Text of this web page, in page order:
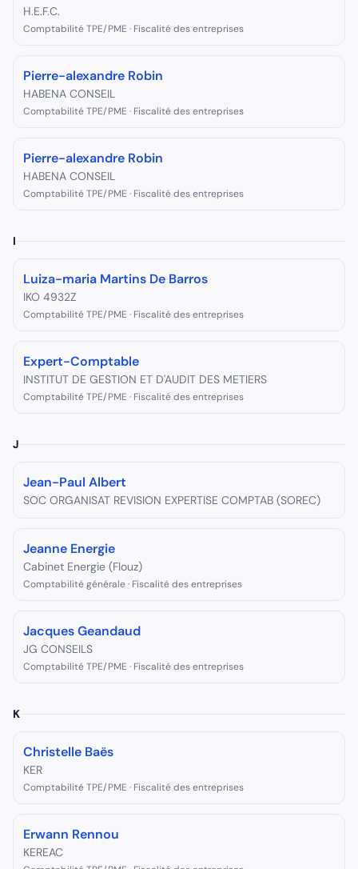
H.E.F.C.
Comptabilité TPE/PME · Fiscalité des entreprises
Pierre-alexandre Robin
HABENA CONSEIL
Comptabilité TPE/PME · Fiscalité des entreprises
Pierre-alexandre Robin
HABENA CONSEIL
Comptabilité TPE/PME · Fiscalité des entreprises
I
Luiza-maria Martins De Barros
IKO 4932Z
Comptabilité TPE/PME · Fiscalité des entreprises
Expert-Comptable
INSTITUT DE GESTION ET D'AUDIT DES METIERS
Comptabilité TPE/PME · Fiscalité des entreprises
J
Jean-Paul Albert
SOC ORGANISAT REVISION EXPERTISE COMPTAB (SOREC)
Jeanne Energie
Cabinet Energie (Flouz)
Comptabilité générale · Fiscalité des entreprises
Jacques Geandaud
JG CONSEILS
Comptabilité TPE/PME · Fiscalité des entreprises
K
Christelle Baës
KER
Comptabilité TPE/PME · Fiscalité des entreprises
Erwann Rennou
KEREAC